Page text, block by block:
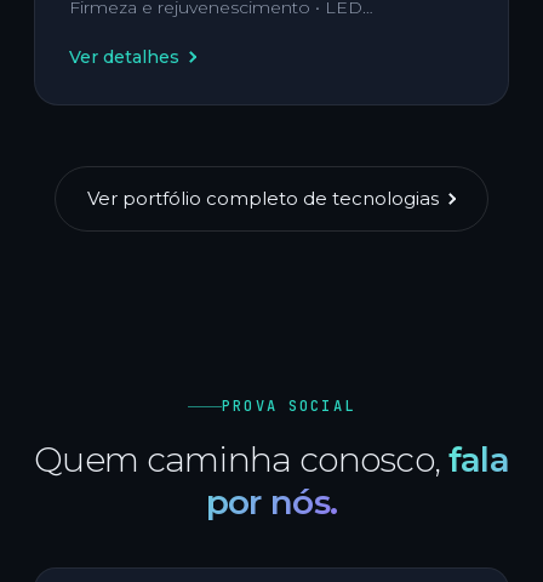
Firmeza e rejuvenescimento • LED…
Ver detalhes
Ver portfólio completo de tecnologias
PROVA SOCIAL
Quem caminha conosco, fala
por nós.